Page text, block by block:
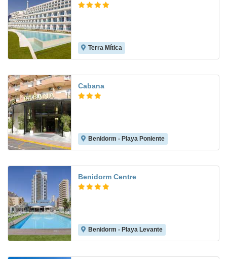
Terra Mítica
Cabana
Benidorm - Playa Poniente
Benidorm Centre
Benidorm - Playa Levante